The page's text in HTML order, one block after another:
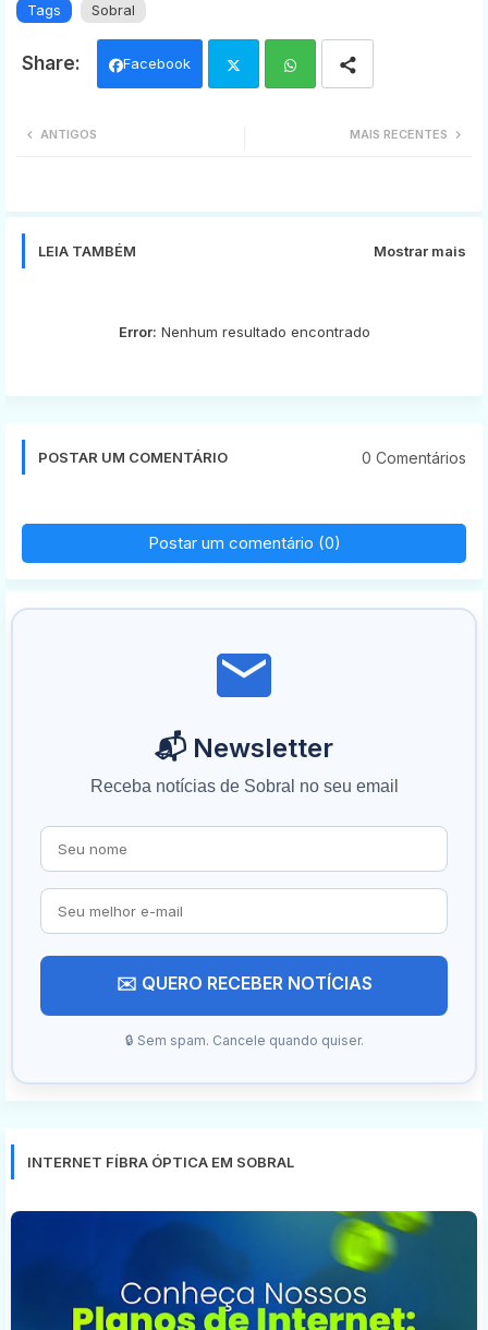
Tags Sobral
Facebook
MAIS RECENTES
ANTIGOS
LEIA TAMBÉM Mostrar mais
Error: Nenhum resultado encontrado
POSTAR UM COMENTÁRIO 0 Comentários
Postar um comentário (0)
📬 Newsletter
Receba notícias de Sobral no seu email
✉️ QUERO RECEBER NOTÍCIAS
🔒 Sem spam. Cancele quando quiser.
INTERNET FÍBRA ÓPTICA EM SOBRAL